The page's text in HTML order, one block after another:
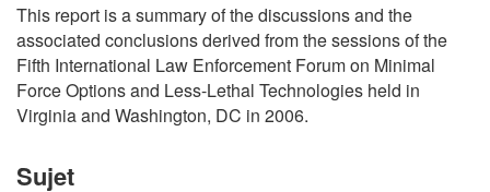
This report is a summary of the discussions and the
associated conclusions derived from the sessions of the
Fifth International Law Enforcement Forum on Minimal
Force Options and Less-Lethal Technologies held in
Virginia and Washington, DC in 2006.
Sujet